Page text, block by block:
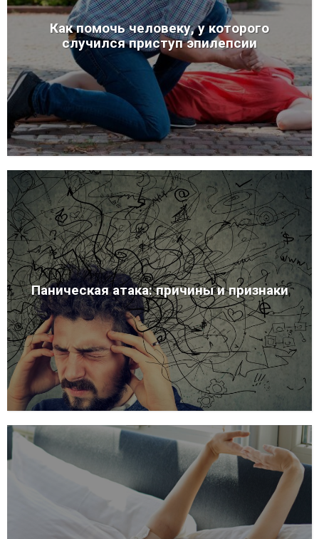
Как помочь человеку, у которого
случился приступ эпилепсии
Паническая атака: причины и признаки